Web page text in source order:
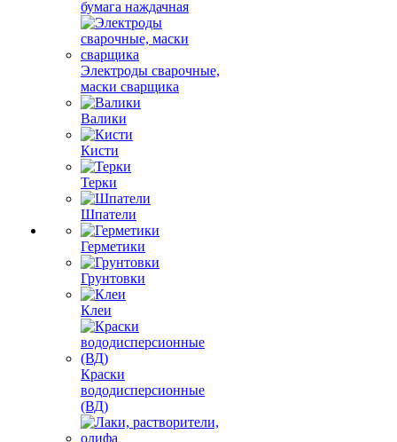
бумага наждачная
Электроды сварочные,
маски сварщика
Валики
Кисти
Терки
Шпатели
Герметики
Грунтовки
Клеи
Краски
вододисперсионные
(ВД)